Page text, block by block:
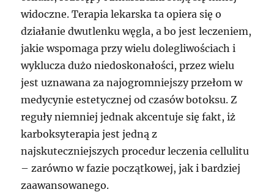
widoczne. Terapia lekarska ta opiera się o
działanie dwutlenku węgla, a bo jest leczeniem,
jakie wspomaga przy wielu dolegliwościach i
wyklucza dużo niedoskonałości, przez wielu
jest uznawana za najogromniejszy przełom w
medycynie estetycznej od czasów botoksu. Z
reguły niemniej jednak akcentuje się fakt, iż
karboksyterapia jest jedną z
najskuteczniejszych procedur leczenia cellulitu
– zarówno w fazie początkowej, jak i bardziej
zaawansowanego.